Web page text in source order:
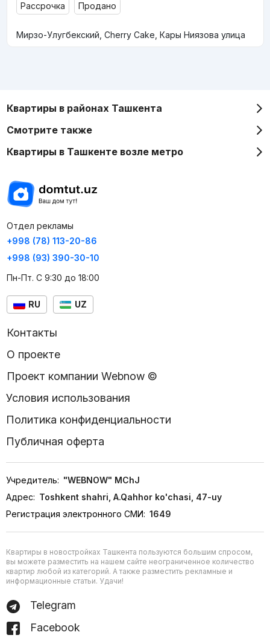
Рассрочка Продано
Мирзо-Улугбекский, Cherry Cake, Кары Ниязова улица
Квартиры в районах Ташкента
Смотрите также
Квартиры в Ташкенте возле метро
Отдел рекламы
+998 (78) 113-20-86
+998 (93) 390-30-10
Пн-Пт. С 9:30 до 18:00
RU UZ
Контакты
О проекте
Проект компании Webnow ©
Условия использования
Политика конфиденциальности
Публичная оферта
Учредитель: "WEBNOW" MChJ
Адрес: Toshkent shahri, A.Qahhor ko'chasi, 47-uy
Регистрация электронного СМИ: 1649
Квартиры в новостройках Ташкента пользуются большим спросом,
вы можете разместить на нашем сайте неограниченное количество
квартир любой из категорий. А также разместить рекламные и
информационные статьи. Удачи!
Telegram
Facebook